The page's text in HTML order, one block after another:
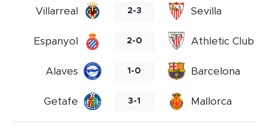
Villarreal 2-3 Sevilla
Espanyol 2-0 Athletic Club
Alaves 1-0 Barcelona
Getafe 3-1 Mallorca